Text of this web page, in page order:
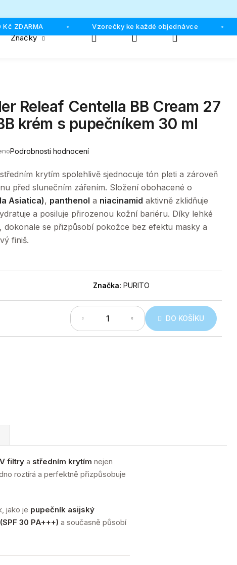
ZDARMA Vzorečky ke každé objednávce
Značky Hledat PřihlášeníNákupní
Podrobnosti hodnocení
Releaf Centella BB Cream 27
krém s pupečníkem 30 ml
krytím spolehlivě sjednocuje tón pleti a zároveň
před slunečním zářením. Složení obohacené o
Asiatica), panthenol a niacinamid aktivně zklidňuje
a posiluje přirozenou kožní bariéru. Díky lehké
se přizpůsobí pokožce bez efektu masky a
finiš.
Značka: PURITO
DO KOŠÍKU
filtry a středním krytím nejen
roztírá a perfektně přizpůsobuje
jako je pupečník asijský
(SPF 30 PA+++) a současně působí